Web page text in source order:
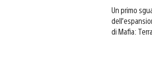
Un primo
di Mafia: